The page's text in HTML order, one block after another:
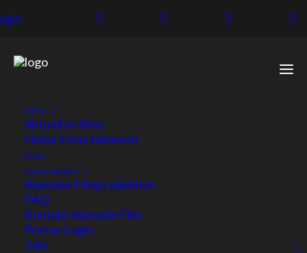
Filme
Aktuell im Kino
Home Entertainment
News
Unternehmen
Alamode Filmproduktion
FAQ
Kontakt Alamode Film
Presse Login
Jobs
1. DATENSCHUTZ AUF EINEN
BLICK
ALLGEMEINE HINWEISE